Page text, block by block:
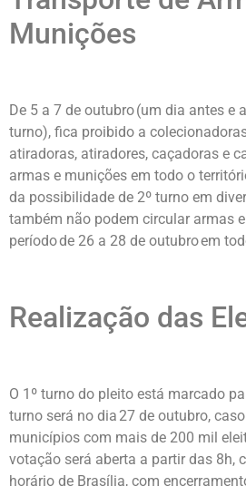
Munições
De 5 a 7 de outubro (um dia antes e
turno), fica proibido a
atiradoras, atiradores, caçadoras e
armas e munições em todo o
da possibilidade de 2º turno em
também não podem circular armas
período de 26 a 28 de outubro em
Realização das
O 1º turno do pleito está marcado
turno será no dia 27 de outubro,
municípios com mais de 200 mil
votação será aberta a partir das 8h,
horário de Brasília, com